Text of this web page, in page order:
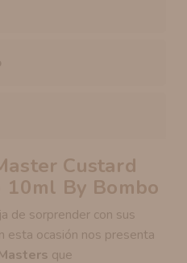
Custard
10ml By Bombo
de sorprender con sus
esta ocasión nos presenta
que